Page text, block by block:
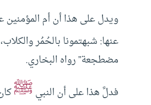
ويدل على هذا أن أم
عنها: شبهتمونا بالحُمُر
مضطجعة” رواه البخاري.
فدلَّ هذا على أن النبيﷺ